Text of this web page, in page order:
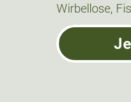
Wirbellose,